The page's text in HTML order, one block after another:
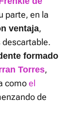
parte, en la
ventaja,
descartable.
formado
Torres,
comoel
de